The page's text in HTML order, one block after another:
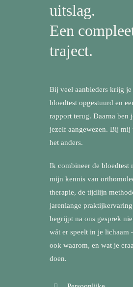
uitslag.
Een
traject.
Bij veel aanbieders krijg je
bloedtest opgestuurd en
rapport terug. Daarna ben
jezelf aangewezen. Bij mij
het anders.
Ik combineer de bloedtest
mijn kennis van
therapie, de tijdlijn
jarenlange
begrijpt na ons gesprek
wát er speelt in je
ook waarom, en wat je
doen.